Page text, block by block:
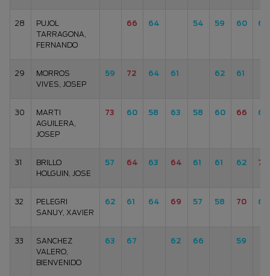
28
PUJOL
TARRAGONA,
FERNANDO
66 64 54 59 60 65
29
MORROS
VIVES, JOSEP
59 72 64 61 62 61
30
MARTI
AGUILERA,
JOSEP
73 60 58 63 58 60 66 65
31
BRILLO
HOLGUIN, JOSE
57 64 63 64 61 61 62 70
32
PELEGRI
SANUY, XAVIER
62 61 64 69 57 58 70 64
33
SANCHEZ
VALERO,
BIENVENIDO
63 67 62 66 59